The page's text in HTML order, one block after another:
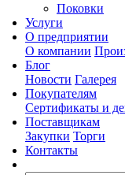
Поковки
Услуги
О предприятии
О компании
Блог
Новости Галерея
Покупателям
Сертификаты и
Поставщикам
Закупки Торги
Контакты